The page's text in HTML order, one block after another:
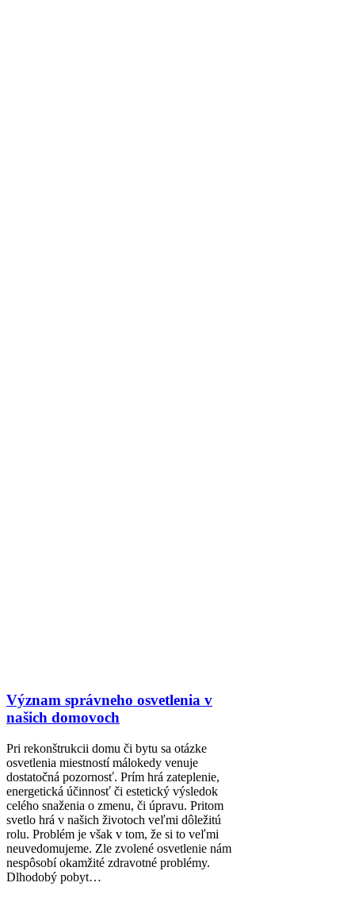
Význam správneho osvetlenia v
našich domovoch
Pri rekonštrukcii domu či bytu sa otázke
osvetlenia miestností málokedy venuje
dostatočná pozornosť. Prím hrá zateplenie,
energetická účinnosť či estetický výsledok
celého snaženia o zmenu, či úpravu. Pritom
svetlo hrá v našich životoch veľmi dôležitú
rolu. Problém je však v tom, že si to veľmi
neuvedomujeme. Zle zvolené osvetlenie nám
nespôsobí okamžité zdravotné problémy.
Dlhodobý pobyt…